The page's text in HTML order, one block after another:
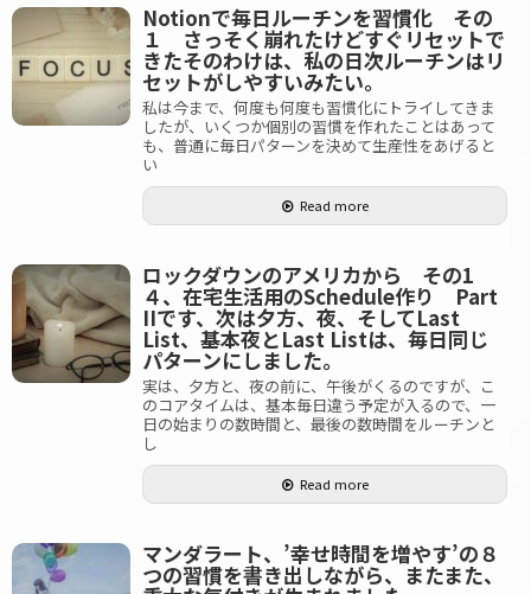
Notionで毎日ルーチンを習慣化 その
１ さっそく崩れたけどすぐリセットで
きたそのわけは、私の日次ルーチンはリ
セットがしやすいみたい。
私は今まで、何度も何度も習慣化にトライしてきま
したが、いくつか個別の習慣を作れたことはあって
も、普通に毎日パターンを決めて生産性をあげると
い
Read more
ロックダウンのアメリカから その1
４、在宅生活用のSchedule作り Part
IIです、次は夕方、夜、そしてLast
List、基本夜とLast Listは、毎日同じ
パターンにしました。
実は、夕方と、夜の前に、午後がくるのですが、こ
のコアタイムは、基本毎日違う予定が入るので、一
日の始まりの数時間と、最後の数時間をルーチンと
し
Read more
マンダラート、’幸せ時間を増やす’の８
つの習慣を書き出しながら、またまた、